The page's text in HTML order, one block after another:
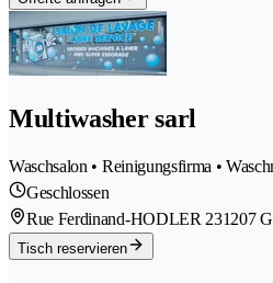
Multiwasher sarl
Waschsalon • Reinigungsfirma •
Geschlossen
Rue Ferdinand-HODLER 231207
Tisch reservieren